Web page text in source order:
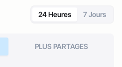
24 Heures 7 Jours
PLUS PARTAGES